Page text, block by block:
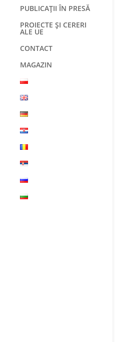
PUBLICAȚII ÎN PRESĂ
PROIECTE ȘI CERERI
ALE UE
CONTACT
MAGAZIN